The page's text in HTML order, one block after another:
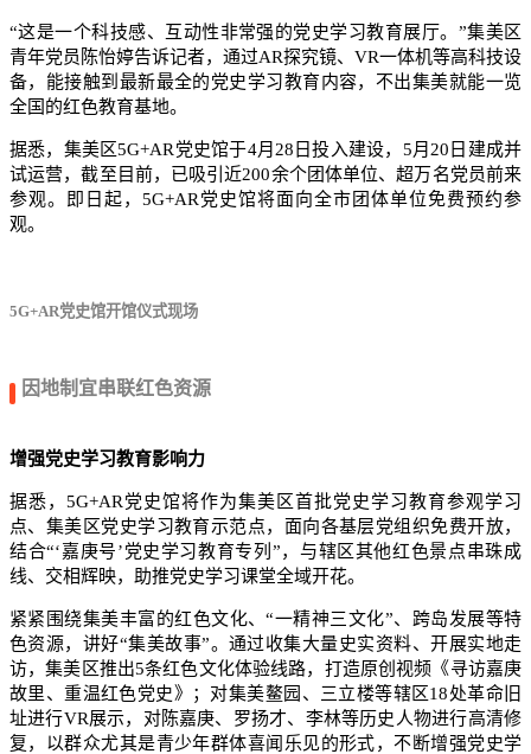
“这是一个科技感、互动性非常强的党史学习教育展厅。”集美区
青年党员陈怡婷告诉记者，通过AR探究镜、VR一体机等高科技设
备，能接触到最新最全的党史学习教育内容，不出集美就能一览
全国的红色教育基地。
据悉，集美区5G+AR党史馆于4月28日投入建设，5月20日建成并
试运营，截至目前，已吸引近200余个团体单位、超万名党员前来
参观。即日起，5G+AR党史馆将面向全市团体单位免费预约参
观。
5G+AR党史馆开馆仪式现场
因地制宜串联红色资源
增强党史学习教育影响力
据悉，5G+AR党史馆将作为集美区首批党史学习教育参观学习
点、集美区党史学习教育示范点，面向各基层党组织免费开放，
结合“‘嘉庚号’党史学习教育专列”，与辖区其他红色景点串珠成
线、交相辉映，助推党史学习课堂全域开花。
紧紧围绕集美丰富的红色文化、“一精神三文化”、跨岛发展等特
色资源，讲好“集美故事”。通过收集大量史实资料、开展实地走
访，集美区推出5条红色文化体验线路，打造原创视频《寻访嘉庚
故里、重温红色党史》；对集美鳌园、三立楼等辖区18处革命旧
址进行VR展示，对陈嘉庚、罗扬才、李林等历史人物进行高清修
复，以群众尤其是青少年群体喜闻乐见的形式，不断增强党史学